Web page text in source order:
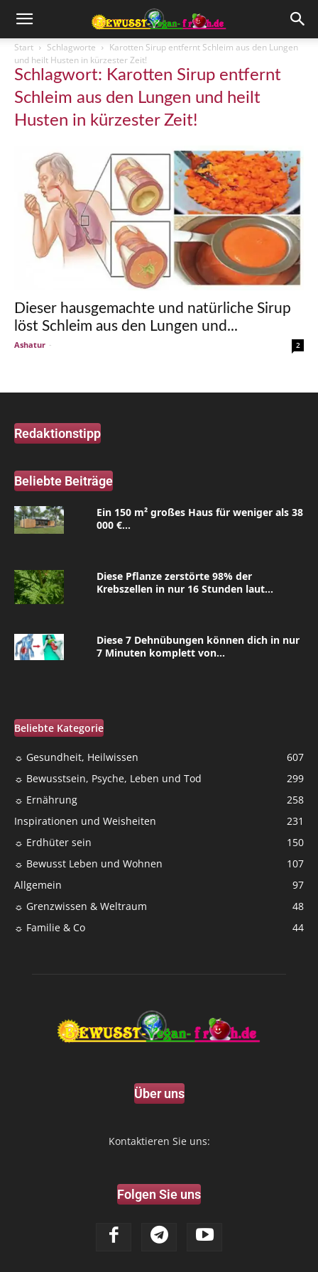
Start Schlagworte
Karotten Sirup entfernt Schleim aus den Lungen
und heilt Husten in kürzester Zeit!
Schlagwort: Karotten Sirup entfernt
Schleim aus den Lungen und heilt
Husten in kürzester Zeit!
Dieser hausgemachte und natürliche Sirup
löst Schleim aus den Lungen und...
Ashatur - 2
Redaktionstipp
Beliebte Beiträge
Ein 150 m² großes Haus für weniger als 38
000 €...
Diese Pflanze zerstörte 98% der
Krebszellen in nur 16 Stunden laut...
Diese 7 Dehnübungen können dich in nur
7 Minuten komplett von...
Beliebte Kategorie
☼ Gesundheit, Heilwissen
607
☼ Bewusstsein, Psyche, Leben und Tod
299
☼ Ernährung
258
Inspirationen und Weisheiten
231
☼ Erdhüter sein
150
☼ Bewusst Leben und Wohnen
107
Allgemein
97
☼ Grenzwissen & Weltraum
48
☼ Familie & Co
44
Über uns
Kontaktieren Sie uns:
Folgen Sie uns